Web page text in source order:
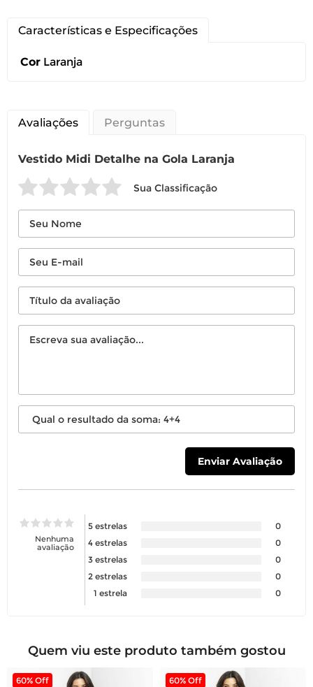
Você pode devolver este
Você possui até 07 dias corridos, após o
recebimento do produto, para solicitar
esteja sem uso.
É importante revisar aspolíticas de
Características e Especificações
Cor Laranja
Avaliações Perguntas
Vestido Midi Detalhe na Gola Laranja
Sua Classificação
Nenhuma
avaliação
5 estrelas
0
4 estrelas
0
3 estrelas
0
2 estrelas
0
1 estrela
0
Quem viu este produto também gostou
60% Off 60% Off